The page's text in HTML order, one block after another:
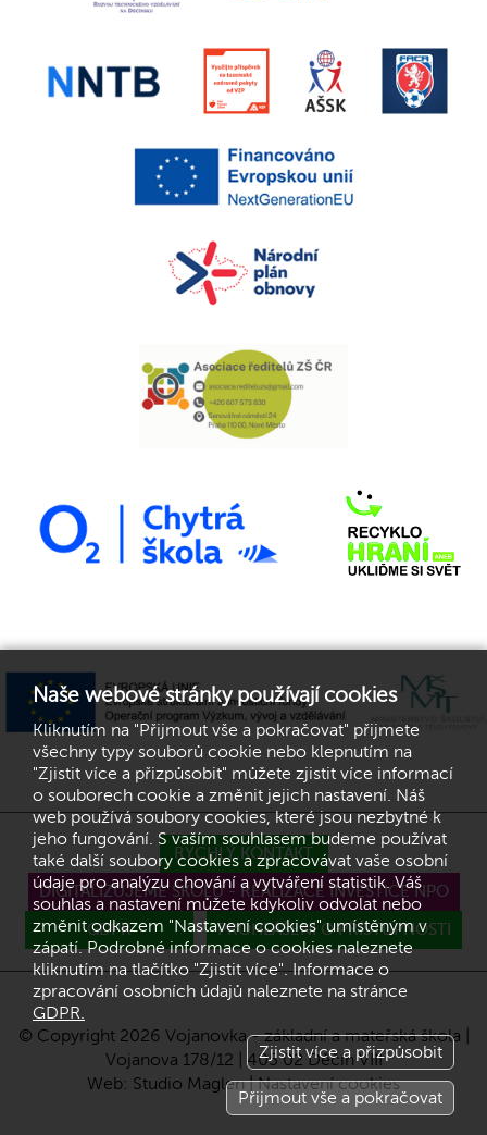
RYCHLÝ KONTAKT
DIGITALIZUJEME ŠKOLU - REALIZACE INVESTICE NPO
GDPR PROHLÁŠENÍ O PŘÍSTUPNOSTI
© Copyright 2026 Vojanovka - základní a mateřská škola |
Vojanova 178/12 | 405 02 Děčín VIII
Web: Studio Maglen|Nastavení cookies
Naše webové stránky používají cookies
Kliknutím na "Přijmout vše a pokračovat" přijmete
všechny typy souborů cookie nebo klepnutím na
"Zjistit více a přizpůsobit" můžete zjistit více informací
o souborech cookie a změnit jejich nastavení. Náš
web používá soubory cookies, které jsou nezbytné k
jeho fungování. S vaším souhlasem budeme používat
také další soubory cookies a zpracovávat vaše osobní
údaje pro analýzu chování a vytváření statistik. Váš
souhlas a nastavení můžete kdykoliv odvolat nebo
změnit odkazem "Nastavení cookies" umístěným v
zápatí. Podrobné informace o cookies naleznete
kliknutím na tlačítko "Zjistit více". Informace o
zpracování osobních údajů naleznete na stránce
GDPR.
Zjistit více a přizpůsobit
Přijmout vše a pokračovat